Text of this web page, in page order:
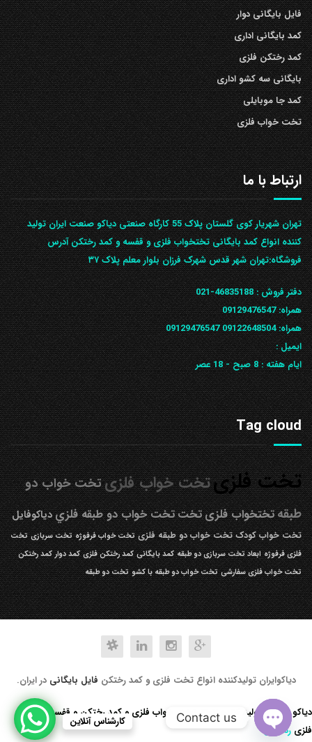
فایل بایگانی دوار
کمد بایگانی اداری
کمد رختکن فلزی
بایگانی سه کشو اداری
کمد جا موبایلی
تخت خواب فلزی
ارتباط با ما
تهران شهریار کوی گلستان پلاک 55 کارگاه صنعتی دیاکو صنعت ایران تولید
کننده انواع کمد بایگانی تختخواب فلزی و قفسه و کمد رختکن آدرس
ف‍روشگاه:تهران شهر قدس شهرک فرزان بلوار معلم پلاک ۳۷
دفتر فروش :46835188-021
همراه:09129476547
همراه: 09122648504
09129476547
ایمیل :
ایام هفته :8 صبح - 18 عصر
Tag cloud
تخت فلزیتخت خواب فلزیتخت خواب دو
طبقه تختخواب فلزیتختتخت خواب دو طبقه فلزيدیاکوفایل
تخت خواب کودک تخت خواب دو طبقه فلزی تخت خواب فرفوژه تخت سربازی تخت
فلزی فرفوژه ابعاد تخت سربازی دو طبقه کمد بایگانی کمد رختکن فلزی کمد دوار کمد رختکن
تخت خواب فلزی سفارشی تخت خواب دو طبقه با کشو تخت دو طبقه
دیاکوایران تولیدکننده انواع تخت فلزی و کمد رختکن فایل بایگانی در ایران.
کارشناس آنلاین
دیاکو صنعت تولید کننده انواع تخت خواب فلزی و کمد رختکن و قفسه کتابخانه
فلزی رد کردن
Contact us